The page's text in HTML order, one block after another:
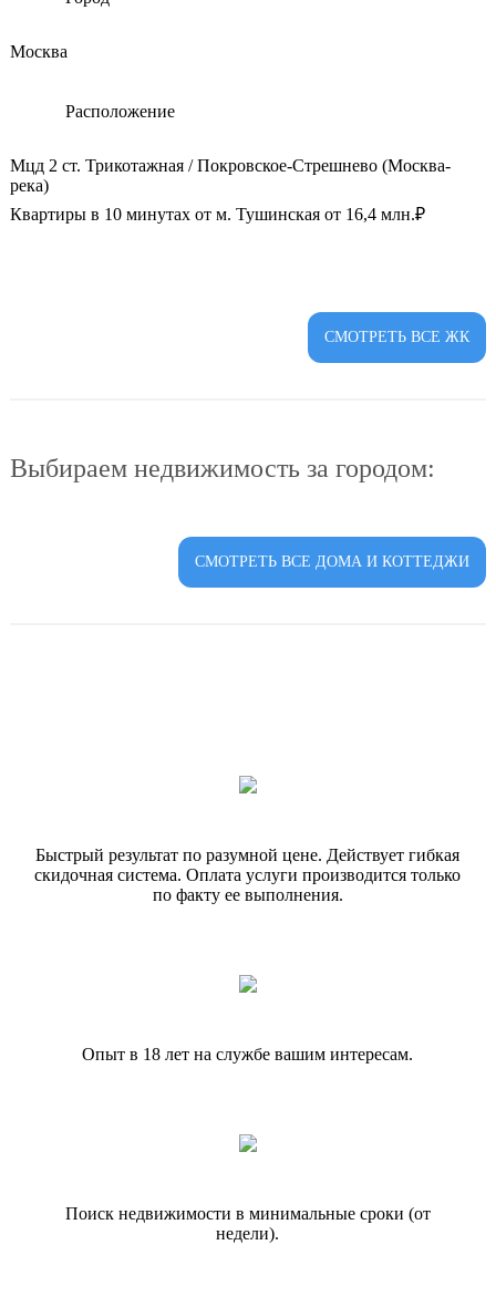
Москва
Расположение
Мцд 2 ст. Трикотажная / Покровское-Стрешнево (Москва-
река)
Квартиры в 10 минутах от м. Тушинская от 16,4 млн.₽
СМОТРЕТЬ ВСЕ ЖК
Выбираем недвижимость за городом:
СМОТРЕТЬ ВСЕ ДОМА И КОТТЕДЖИ
Быстрый результат по разумной цене. Действует гибкая
скидочная система. Оплата услуги производится только
по факту ее выполнения.
Опыт в 18 лет на службе вашим интересам.
Поиск недвижимости в минимальные сроки (от
недели).